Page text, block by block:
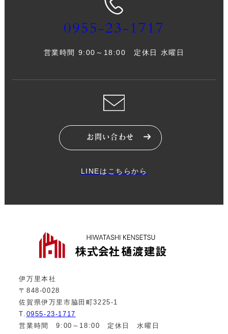
0955-23-1717
営業時間 9:00～18:00 定休日 水曜日
お問い合わせ
LINEはこちらから
伊万里本社
〒848-0028
佐賀県伊万里市脇田町3225-1
T. 0955-23-1717
営業時間 9:00～18:00 定休日 水曜日